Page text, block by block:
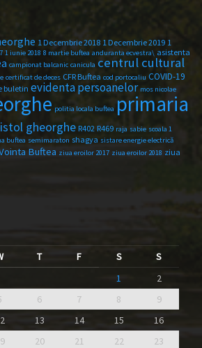
1 Decembrie 2018 1 Decembrie 2019 1
1 iunie 2018 8 martie buftea anduranta ecvestra\ asistenta
campionat balcanic canicula centrul cultural
certificat de deces CFR Buftea cod portocaliu COVID-19
buletin evidenta persoanelor mos nicolae
politia locala buftea primaria
gheorghe R402 R469 raja sabie scoala 1
buftea semimaraton shagya sistare energie electrică
Buftea ziua eroilor 2017 ziua eroilor 2018 ziua
T F S
S
1
2
6 7 8
9
13 14 15
16
20 21 22 23